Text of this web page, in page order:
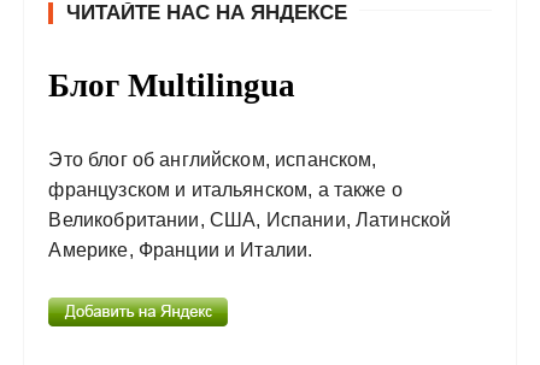
ЧИТАЙТЕ НАС НА ЯНДЕКСЕ
Блог Multilingua
Это блог об английском, испанском,
французском и итальянском, а также о
Великобритании, США, Испании, Латинской
Америке, Франции и Италии.